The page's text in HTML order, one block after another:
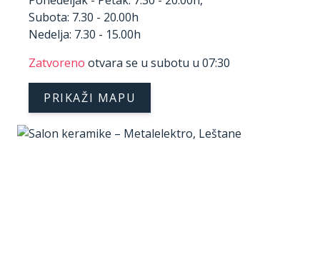
Subota: 7.30 - 20.00h
Nedelja: 7.30 - 15.00h
Zatvoreno otvara se u subotu u 07:30
PRIKAŽI MAPU